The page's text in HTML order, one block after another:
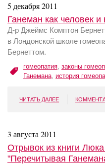
5 декабря 2011
Ганеман как человек и
Д-р Джеймс Комптон
в Лондонской школе
Бернеттом.
гомеопатия, законы
Ганемана, история
ЧИТАТЬ ДАЛЕЕ
3 августа 2011
Отрывок из книги
"Перечитывая